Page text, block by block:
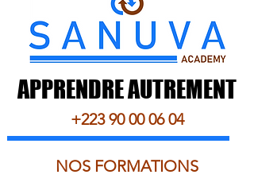
APPRENDRE AUTREMENT
APPRENDRE AUTREMENT
+223 90 00 06 04
NOS FORMATIONS